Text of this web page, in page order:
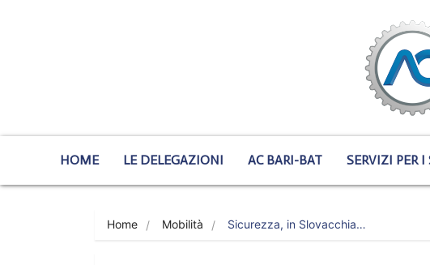
HOME LE DELEGAZIONI AC BARI-BAT SERVIZI PER I
Home Mobilità Sicurezza, in Slovacchia…